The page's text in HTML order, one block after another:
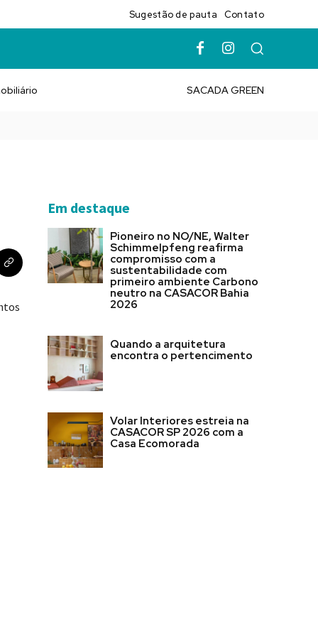
Sugestão de pauta Contato
SACADA GREEN
Em destaque
Pioneiro no NO/NE, Walter
Schimmelpfeng reafirma
compromisso com a
sustentabilidade com
primeiro ambiente Carbono
neutro na CASACOR Bahia
2026
Quando a arquitetura
encontra o pertencimento
Volar Interiores estreia na
CASACOR SP 2026 com a
Casa Ecomorada